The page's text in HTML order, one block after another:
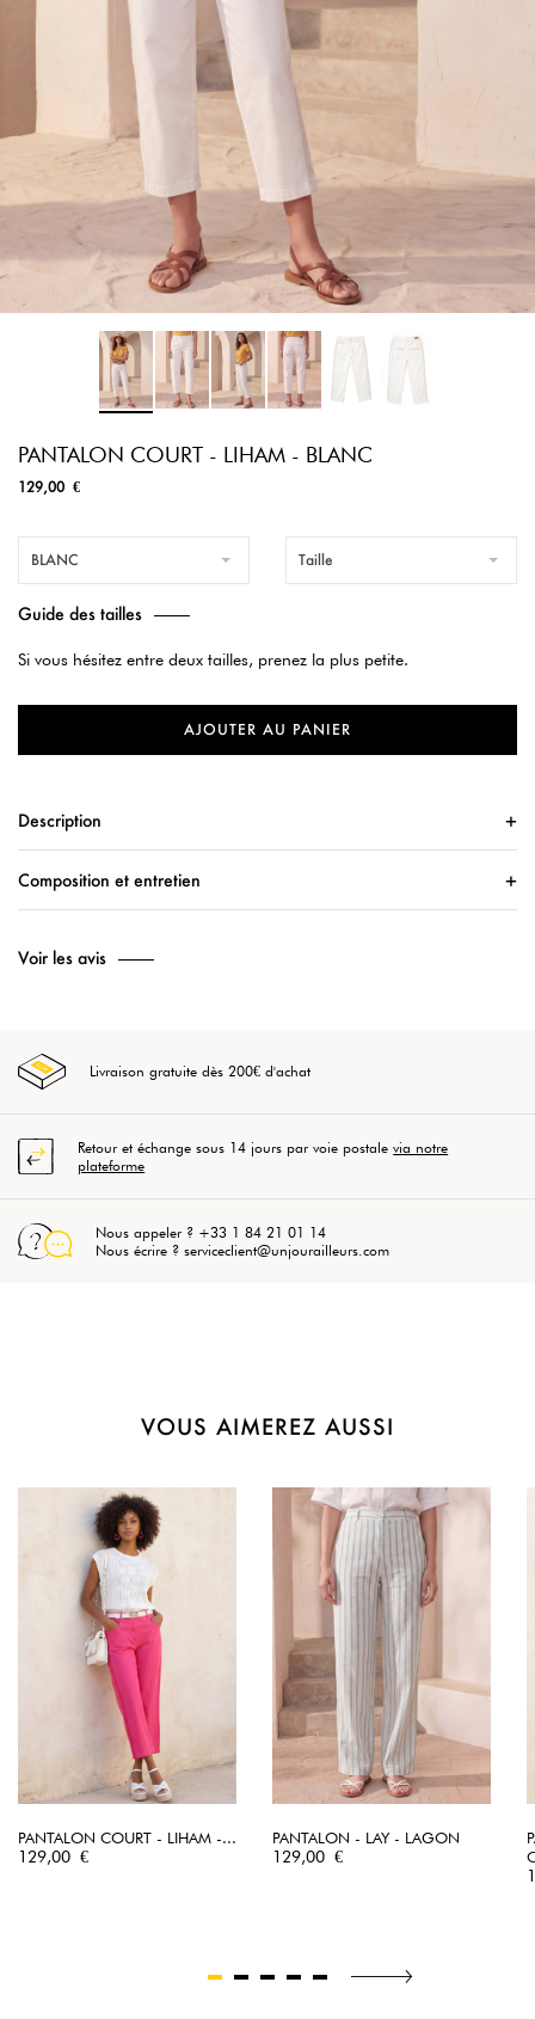
PANTALON COURT - LIHAM - BLANC
129,00 €
BLANC Taille
Guide des tailles
Si vous hésitez entre deux tailles, prenez la plus petite.
AJOUTER AU PANIER
Description
Composition et entretien
Voir les avis
Livraison gratuite dès 200€ d'achat
Retour et échange sous 14 jours par voie postalevia notre
plateforme
Nous appeler ? +33 1 84 21 01 14
Nous écrire ? serviceclient@unjourailleurs.com
VOUS AIMEREZ AUSSI
PANTALON COURT - LIHAM -...
Prix
129,00 €
PANTALON - LAY - LAGON
Prix
129,00 €